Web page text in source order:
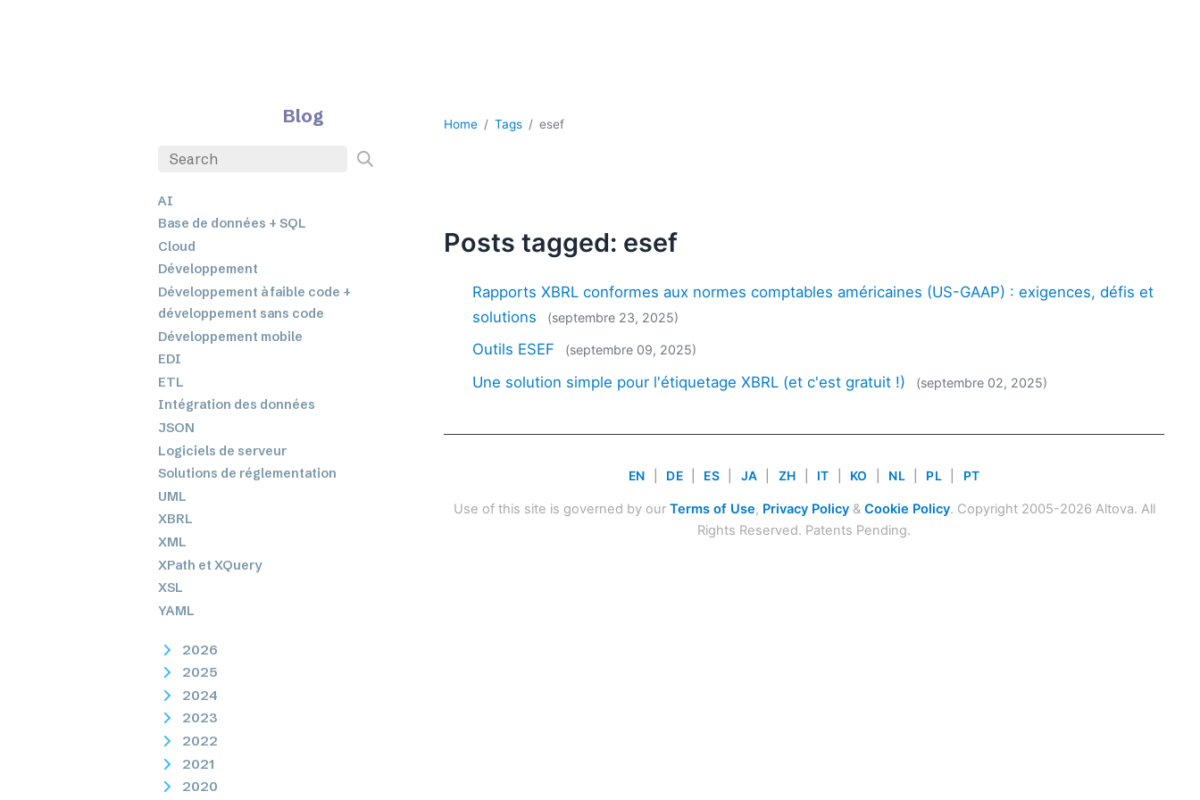
Blog
AI
Base de données + SQL
Cloud
Développement
Développement à faible code +
développement sans code
Développement mobile
EDI
ETL
Intégration des données
JSON
Logiciels de serveur
Solutions de réglementation
UML
XBRL
XML
XPath et XQuery
XSL
YAML
2026
2025
2024
2023
2022
2021
2020
Home Tags esef
Posts tagged: esef
Rapports XBRL conformes aux normes comptables américaines (US-GAAP) : exigences, défis et
solutions
(septembre 23, 2025)
Outils ESEF (septembre 09, 2025)
Une solution simple pour l'étiquetage XBRL (et c'est gratuit !) (septembre 02, 2025)
EN DE ES JA ZH IT KO NL PL PT
Use of this site is governed by our Terms of Use, Privacy Policy& Cookie Policy. Copyright 2005-2026 Altova. All
Rights Reserved. Patents Pending.